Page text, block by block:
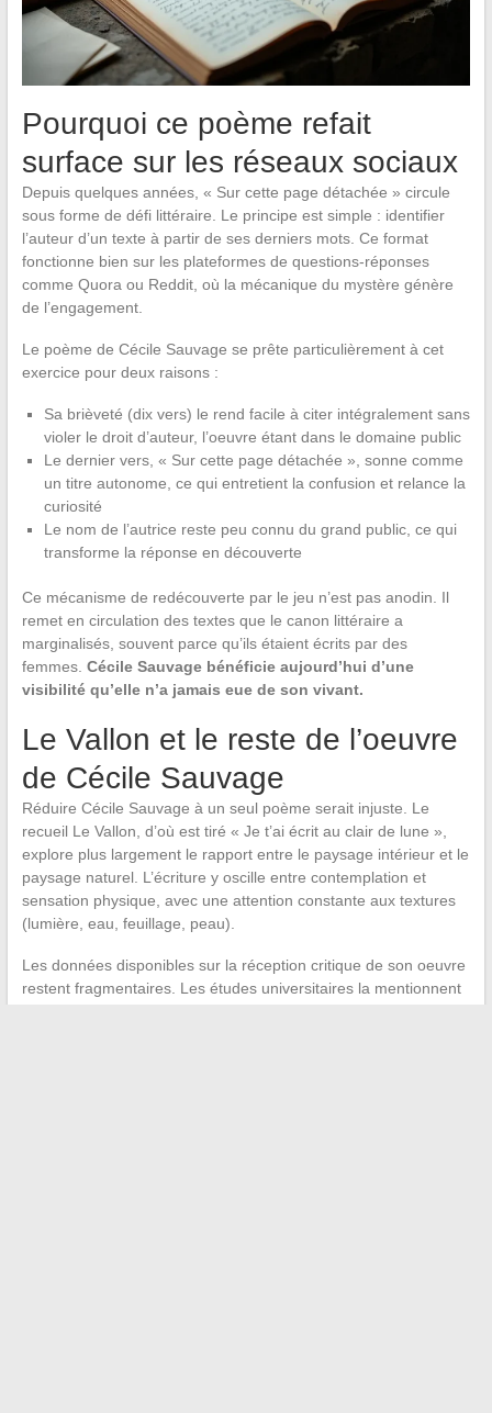
Pourquoi ce poème refait
surface sur les réseaux sociaux
Depuis quelques années, « Sur cette page détachée » circule
sous forme de défi littéraire. Le principe est simple : identifier
l’auteur d’un texte à partir de ses derniers mots. Ce format
fonctionne bien sur les plateformes de questions-réponses
comme Quora ou Reddit, où la mécanique du mystère génère
de l’engagement.
Le poème de Cécile Sauvage se prête particulièrement à cet
exercice pour deux raisons :
Sa brièveté (dix vers) le rend facile à citer intégralement sans
violer le droit d’auteur, l’oeuvre étant dans le domaine public
Le dernier vers, « Sur cette page détachée », sonne comme
un titre autonome, ce qui entretient la confusion et relance la
curiosité
Le nom de l’autrice reste peu connu du grand public, ce qui
transforme la réponse en découverte
Ce mécanisme de redécouverte par le jeu n’est pas anodin. Il
remet en circulation des textes que le canon littéraire a
marginalisés, souvent parce qu’ils étaient écrits par des
femmes. Cécile Sauvage bénéficie aujourd’hui d’une
visibilité qu’elle n’a jamais eue de son vivant.
Le Vallon et le reste de l’oeuvre
de Cécile Sauvage
Réduire Cécile Sauvage à un seul poème serait injuste. Le
recueil Le Vallon, d’où est tiré « Je t’ai écrit au clair de lune »,
explore plus largement le rapport entre le paysage intérieur et le
paysage naturel. L’écriture y oscille entre contemplation et
sensation physique, avec une attention constante aux textures
(lumière, eau, feuillage, peau).
Les données disponibles sur la réception critique de son oeuvre
restent fragmentaires. Les études universitaires la mentionnent